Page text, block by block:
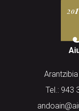
Tel.: 943